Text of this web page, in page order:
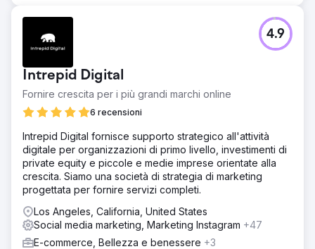
Intrepid Digital
Fornire crescita per i più grandi marchi online
6 recensioni
4.9
Intrepid Digital fornisce supporto strategico all'attività
digitale per organizzazioni di primo livello, investimenti di
private equity e piccole e medie imprese orientate alla
crescita. Siamo una società di strategia di marketing
progettata per fornire servizi completi.
Los Angeles, California, United States
Social media marketing, Marketing Instagram +47
E-commerce, Bellezza e benessere +3